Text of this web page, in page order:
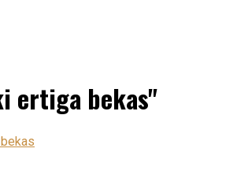
ertiga bekas"